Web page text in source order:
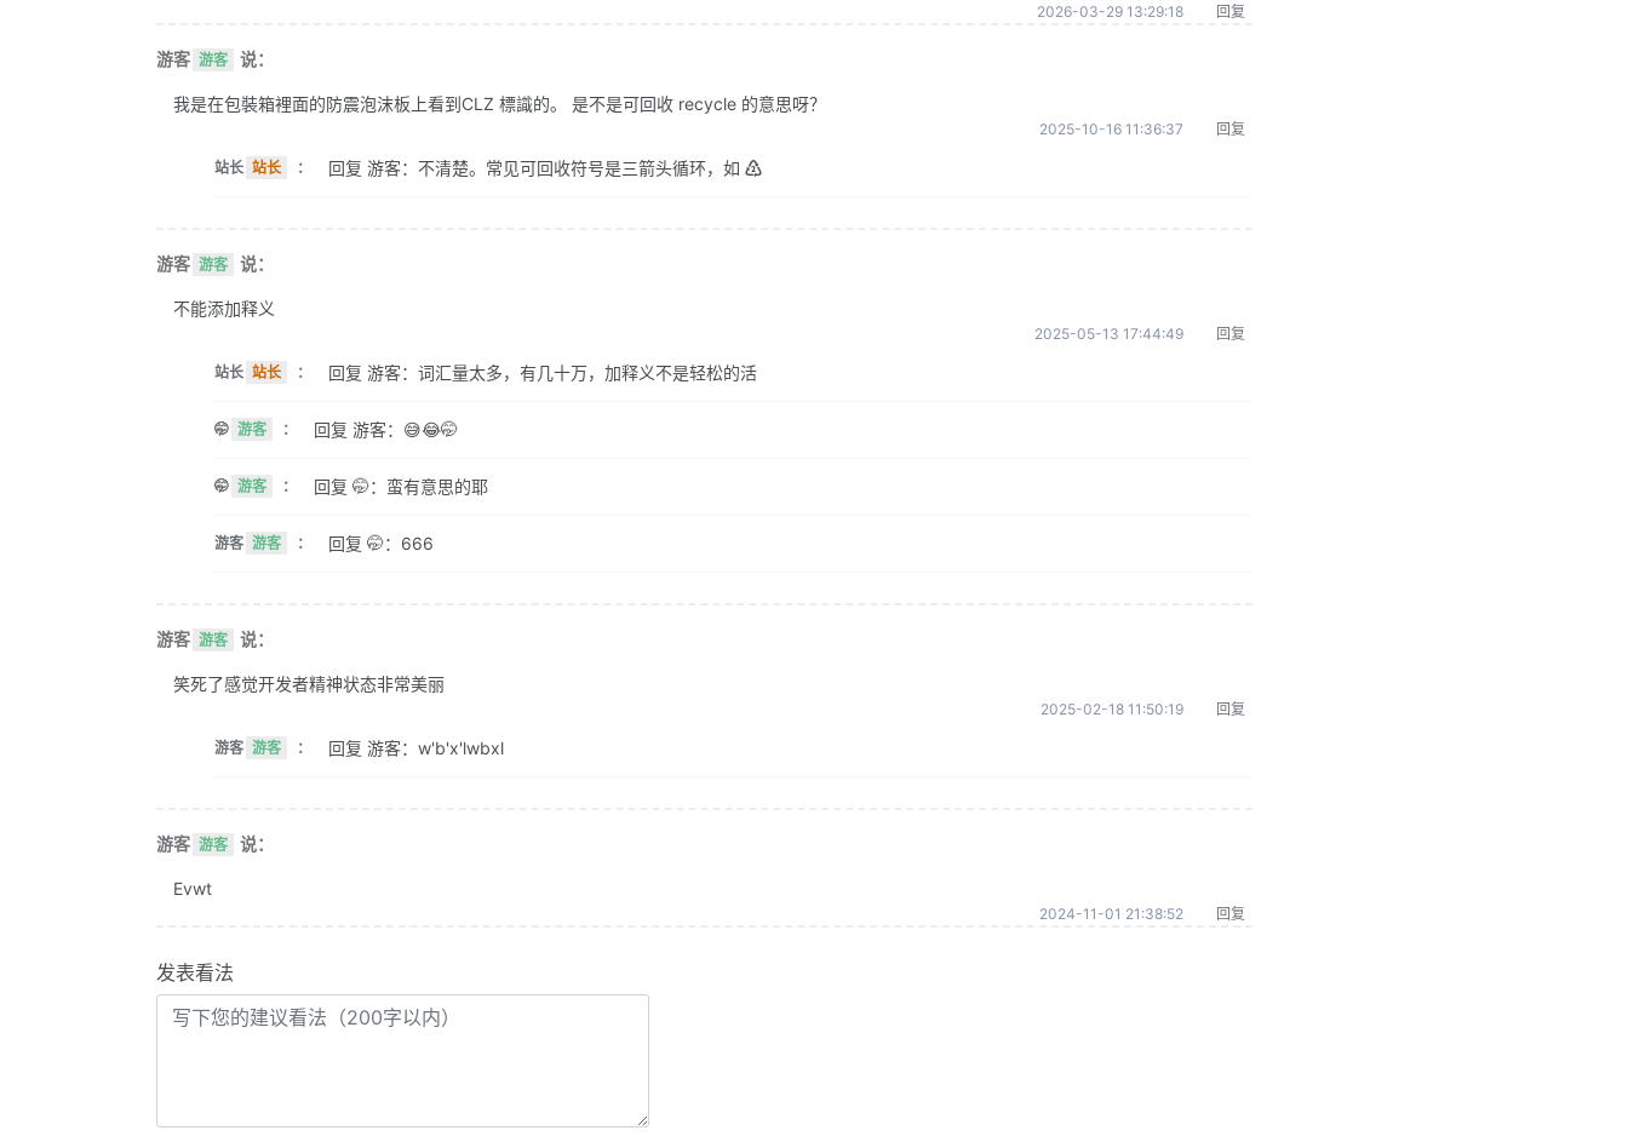
2026-03-29 13:29:18 回复
游客 游客 说：
我是在包裝箱裡面的防震泡沫板上看到CLZ 標識的。 是不是可回收 recycle 的意思呀？
2025-10-16 11:36:37 回复
站长 站长 ： 回复 游客：不清楚。常见可回收符号是三箭头循环，如 ♴
游客 游客 说：
不能添加释义
2025-05-13 17:44:49 回复
站长 站长 ： 回复 游客：词汇量太多，有几十万，加释义不是轻松的活
🤭 游客 ： 回复 游客：😅😂🤭
🤭 游客 ： 回复 🤭：蛮有意思的耶
游客 游客 ： 回复 🤭：666
游客 游客 说：
笑死了感觉开发者精神状态非常美丽
2025-02-18 11:50:19 回复
游客 游客 ： 回复 游客：w'b'x'lwbxl
游客 游客 说：
Evwt
2024-11-01 21:38:52 回复
发表看法